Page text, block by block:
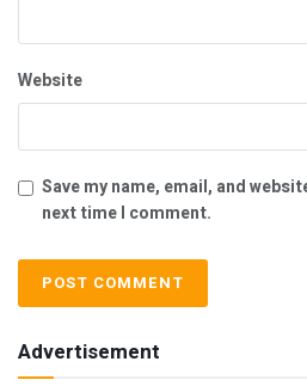
Website
Save my name, email, and
next time I comment.
Advertisement